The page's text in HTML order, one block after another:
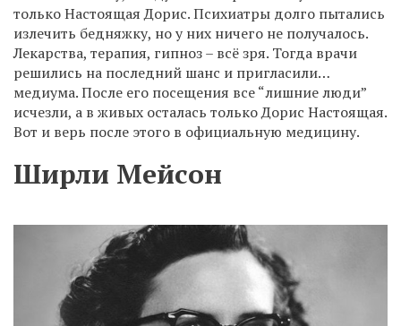
только Настоящая Дорис. Психиатры долго пытались
излечить бедняжку, но у них ничего не получалось.
Лекарства, терапия, гипноз – всё зря. Тогда врачи
решились на последний шанс и пригласили…
медиума. После его посещения все “лишние люди”
исчезли, а в живых осталась только Дорис Настоящая.
Вот и верь после этого в официальную медицину.
Ширли Мейсон